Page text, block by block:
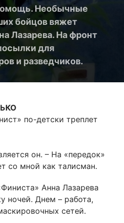
Необычные
бойцов вяжет
Лазарева. На фронт
для
и разведчиков.
по-детски треплет
он. – На «передок»
со мной как талисман.
Анна Лазарева
ночей. Днем – работа,
сетей.